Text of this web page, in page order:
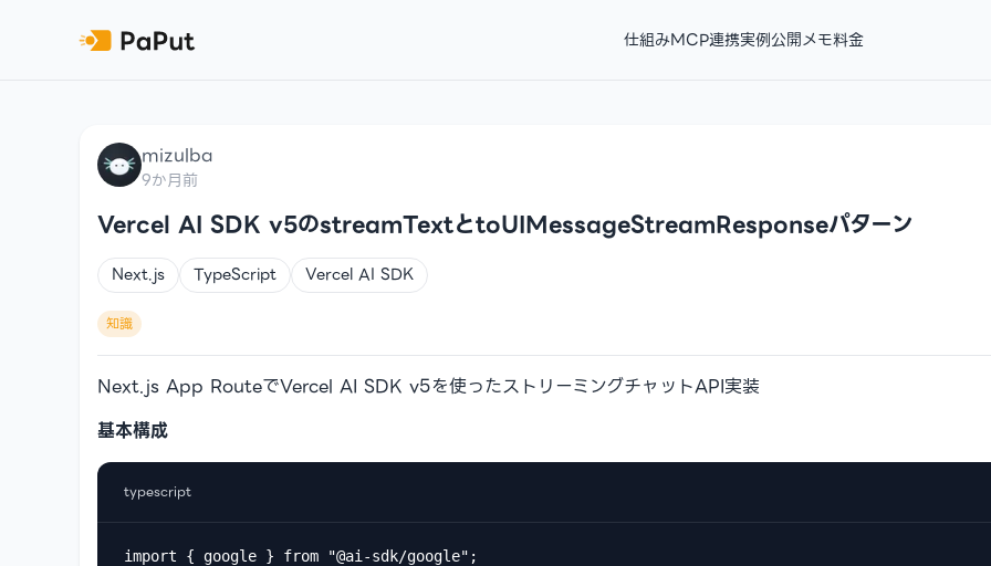
仕組みMCP連携実例公開メモ料金
mizulba
9か月前
Vercel AI SDK v5のstreamTextとtoUIMessageStreamResponseパターン
Next.js TypeScript Vercel AI SDK
知識
Next.js App RouteでVercel AI SDK v5を使ったストリーミングチャットAPI実装
基本構成
typescript
import { google } from "@ai-sdk/google";